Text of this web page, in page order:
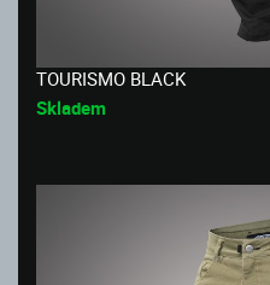
TOURISMO BLACK
Skladem